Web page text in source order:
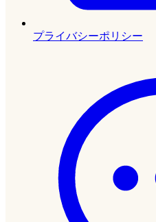
プライバシーポリシー